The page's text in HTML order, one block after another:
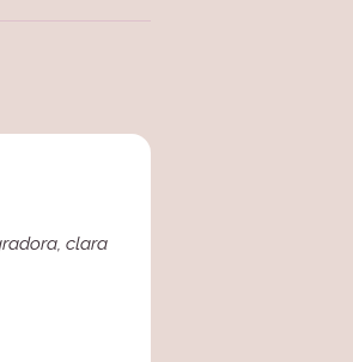
clara